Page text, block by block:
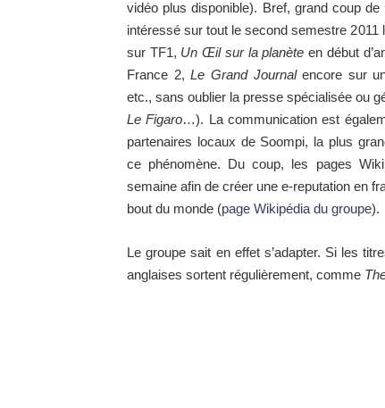
vidéo plus disponible). Bref, grand coup
intéressé sur tout le second semestre 2011
sur TF1, Un Œil sur la planète en début
France 2,Le Grand Journalencore sur
etc., sans oublier la presse spécialisée ou
Le Figaro…). La communication est
partenaires locaux de Soompi, la plus
ce phénomène. Du coup, les pages
semaine afin de créer une e-reputation en
bout du monde (page Wikipédia du groupe).
Le groupe sait en effet s’adapter. Si les
anglaises sortent régulièrement, comme